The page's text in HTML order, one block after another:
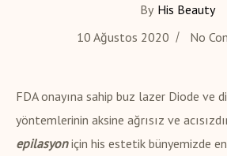
By His Beauty
10 Ağustos 2020
No
FDA onayına sahip buz lazer Diode ve
yöntemlerinin aksine ağrısız ve
epilasyoniçin his estetik bünyemizde